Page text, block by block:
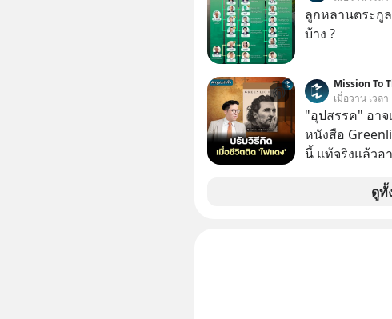
ให้ได้
ลูกหลานตระกู
บ้าง ?
Mission To
เมื่อวาน เวล
"อุปสรรค" อา
หนังสือ
นี้ แท้จริงแล้วอ
หนึ่ง เคยปฏิเส
ดูทั้